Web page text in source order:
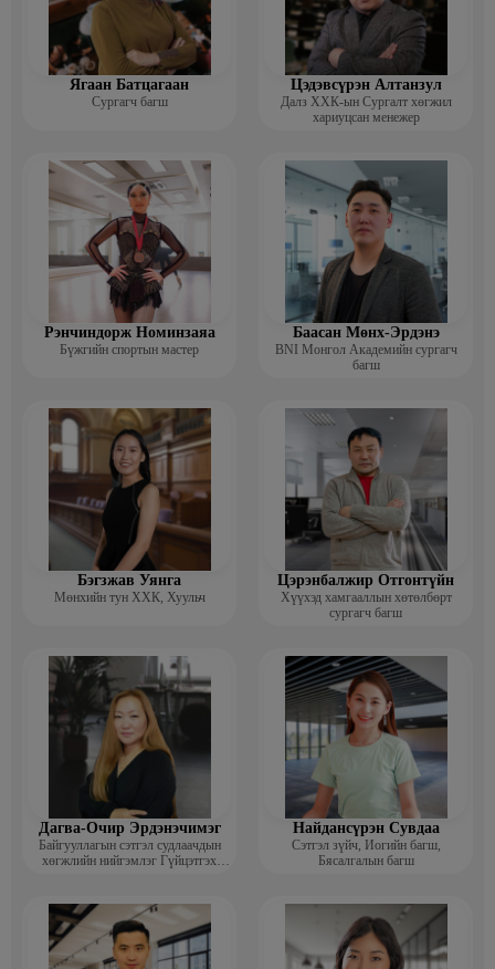
- Орос хэл заах арга зүй (2017.11.07) ОХУ, Улан-Удэ
Ажлын туршлага:
- Эрдэмтэн сурагчдын хөгжлийн институтийн тэргүүн, үүсгэн
байгуулагч (2024)
- Боловсролын ерөнхий газрын, Захиргаа удирдлагын газрын
- Багшийн мэргэжил дээшлүүлэх инситутийн гадаад хэлний багш
нарын мэргэжил дээшлүүлэх сургалт хариуцсан арга зүйч,
мэргэжилтэн (2017-2022)
- Москвагийн их сургуулийн зочин багш, хятад-англи хэлний
сургалт хариуцсан зөвлөх (2021-2022)
- Г.В.Плехановын нэрэмжит ЭЗИС-ийн УБ дахь салбар сургуулийн
декан (2012-2017)
- “СИТИ” их сургуулийн гадаад хэлний тэнхимийн эрхлэгч (2010-
- Монгол-Оросын хамтарсан 3 дугаар сургуулийн хүний нөөц,
багш (2009-2010)
Ягаан Батцагаан
Сургагч багш
Цэдэвсүрэн Алтанзул
Далз ХХК-ын Сургалт хөгжил
хариуцсан менежер
Рэнчиндорж Номинзаяа
Бүжгийн спортын мастер
Баасан Мөнх-Эрдэнэ
BNI Монгол Академийн сургагч
багш
Бэгзжав Уянга
Мөнхийн тун ХХК, Хуульч
Цэрэнбалжир Отгонтүйн
Хүүхэд хамгааллын хөтөлбөрт
сургагч багш
Дагва-Очир Эрдэнэчимэг
Байгууллагын сэтгэл судлаачдын
хөгжлийн нийгэмлэг Гүйцэтгэх
Найдансүрэн Сувдаа
Сэтгэл зүйч, Иогийн багш,
Бясалгалын багш